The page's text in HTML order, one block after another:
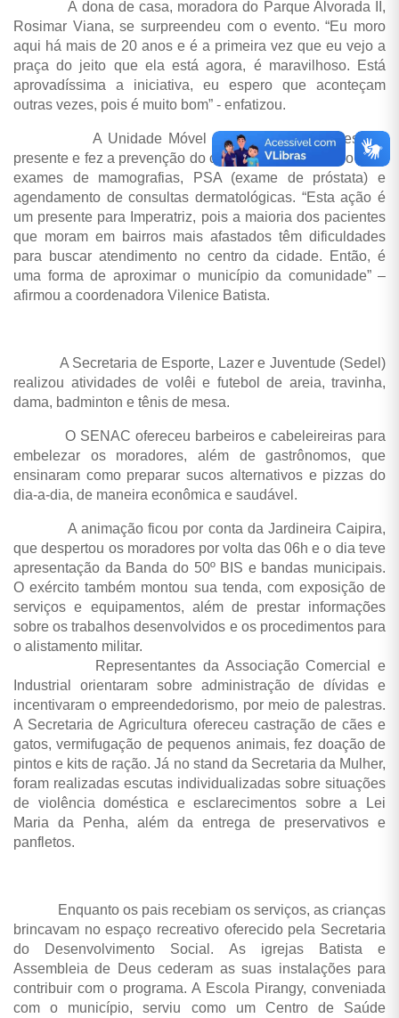
A dona de casa, moradora do Parque Alvorada II,
Rosimar Viana, se surpreendeu com o evento. “Eu moro
aqui há mais de 20 anos e é a primeira vez que eu vejo a
praça do jeito que ela está agora, é maravilhoso. Está
aprovadíssima a iniciativa, eu espero que aconteçam
outras vezes, pois é muito bom” - enfatizou.
A Unidade Móvel do Câncer também esteve
presente e fez a prevenção do colo do útero, cadastro para
exames de mamografias, PSA (exame de próstata) e
agendamento de consultas dermatológicas. “Esta ação é
um presente para Imperatriz, pois a maioria dos pacientes
que moram em bairros mais afastados têm dificuldades
para buscar atendimento no centro da cidade. Então, é
uma forma de aproximar o município da comunidade” –
afirmou a coordenadora Vilenice Batista.
A Secretaria de Esporte, Lazer e Juventude (Sedel)
realizou atividades de volêi e futebol de areia, travinha,
dama, badminton e tênis de mesa.
O SENAC ofereceu barbeiros e cabeleireiras para
embelezar os moradores, além de gastrônomos, que
ensinaram como preparar sucos alternativos e pizzas do
dia-a-dia, de maneira econômica e saudável.
A animação ficou por conta da Jardineira Caipira,
que despertou os moradores por volta das 06h e o dia teve
apresentação da Banda do 50º BIS e bandas municipais.
O exército também montou sua tenda, com exposição de
serviços e equipamentos, além de prestar informações
sobre os trabalhos desenvolvidos e os procedimentos para
o alistamento militar.
Representantes da Associação Comercial e
Industrial orientaram sobre administração de dívidas e
incentivaram o empreendedorismo, por meio de palestras.
A Secretaria de Agricultura ofereceu castração de cães e
gatos, vermifugação de pequenos animais, fez doação de
pintos e kits de ração. Já no stand da Secretaria da Mulher,
foram realizadas escutas individualizadas sobre situações
de violência doméstica e esclarecimentos sobre a Lei
Maria da Penha, além da entrega de preservativos e
panfletos.
Enquanto os pais recebiam os serviços, as crianças
brincavam no espaço recreativo oferecido pela Secretaria
do Desenvolvimento Social. As igrejas Batista e
Assembleia de Deus cederam as suas instalações para
contribuir com o programa. A Escola Pirangy, conveniada
com o município, serviu como um Centro de Saúde